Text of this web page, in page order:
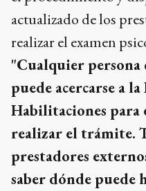
actualizado de los
realizar el examen
"Cualquier persona
puede acercarse a
Habilitaciones para
realizar el trámite.
prestadores
saber dónde puede